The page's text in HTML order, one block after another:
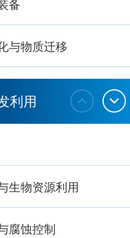
备
与物质迁移
利用
生物资源利用
腐蚀控制